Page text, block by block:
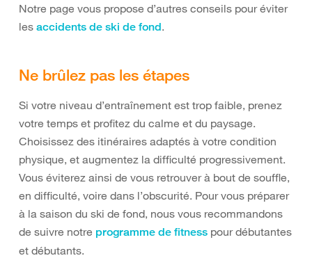
Notre page vous propose d’autres conseils pour éviter
les accidents de ski de fond.
Ne brûlez pas les étapes
Si votre niveau d’entraînement est trop faible, prenez
votre temps et profitez du calme et du paysage.
Choisissez des itinéraires adaptés à votre condition
physique, et augmentez la difficulté progressivement.
Vous éviterez ainsi de vous retrouver à bout de souffle,
en difficulté, voire dans l’obscurité. Pour vous préparer
à la saison du ski de fond, nous vous recommandons
de suivre notre programme de fitness pour débutantes
et débutants.